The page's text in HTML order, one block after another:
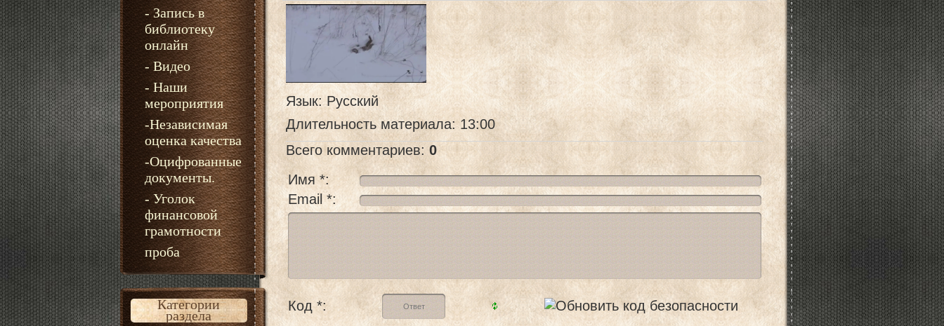
- Запись в
библиотеку
онлайн
- Видео
- Наши
мероприятия
-Независимая
оценка качества
-Оцифрованные
документы.
- Уголок
финансовой
грамотности
проба
Категории
раздела
Язык: Русский
Длительность материала: 13:00
Всего комментариев: 0
Имя *:
Email *:
Код *: